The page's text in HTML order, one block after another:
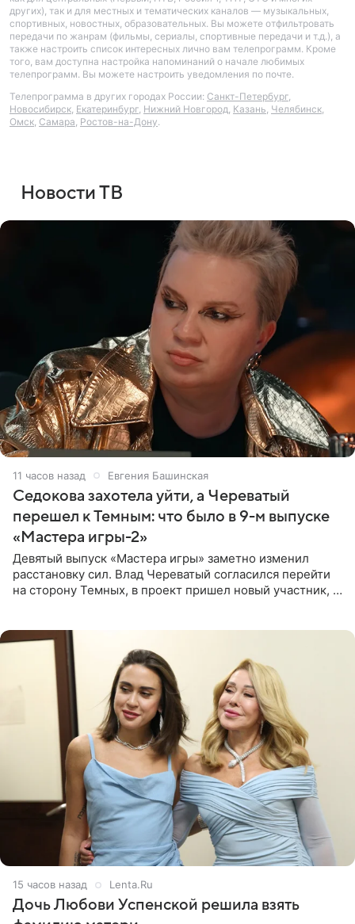
других), так и для местных и тематических каналов — музыкальных,
спортивных, новостных, образовательных. Вы можете отфильтровать
передачи по жанрам (фильмы, сериалы, спортивные передачи и т.д.), а
также настроить список интересных лично вам телепрограмм. Кроме
того, вам доступна настройка напоминаний о начале любимых
телепрограмм. Вы можете настроить уведомления по почте.
Телепрограмма в других городах России: Санкт-Петербург,
Новосибирск, Екатеринбург, Нижний Новгород, Казань, Челябинск,
Омск, Самара, Ростов-на-Дону.
Новости ТВ
11 часов назад Евгения Башинская
Седокова захотела уйти, а Череватый
перешел к Темным: что было в 9-м выпуске
«Мастера игры-2»
Девятый выпуск «Мастера игры» заметно изменил
расстановку сил. Влад Череватый согласился перейти
на сторону Темных, в проект пришел новый участник, а
15 часов назад Lenta.Ru
Дочь Любови Успенской решила взять